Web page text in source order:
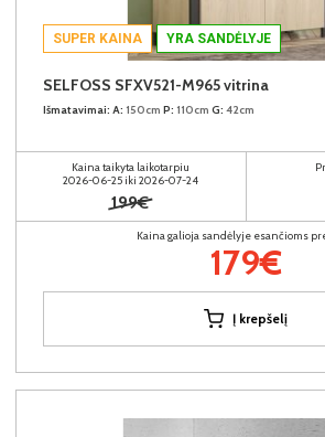
SUPER KAINA YRA SANDĖLYJE
SELFOSS SFXV521-M965 vitrina
Išmatavimai: A: 150cm P: 110cm G: 42cm
Kaina taikyta laikotarpiu
2026-06-25 iki 2026-07-24
199€
Kaina galioja sandėlyje esančioms
179€
Į krepšelį